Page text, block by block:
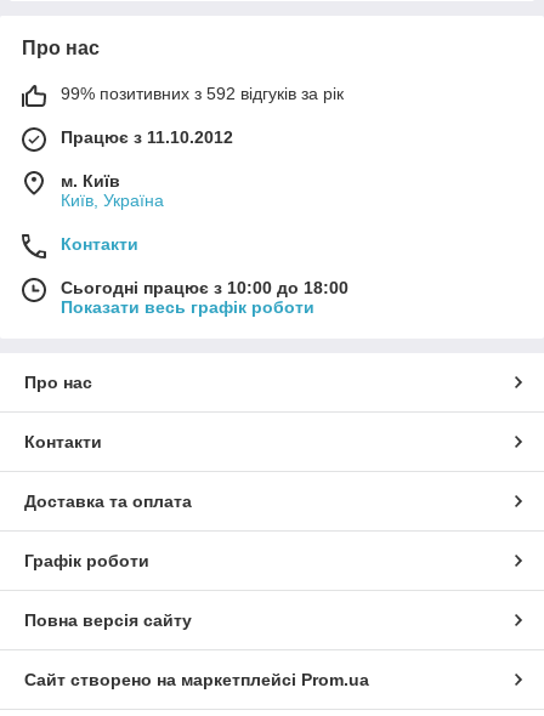
Про нас
99% позитивних з 592 відгуків за рік
Працює з 11.10.2012
м. Київ
Київ, Україна
Контакти
Сьогодні працює з 10:00 до 18:00
Показати весь графік роботи
Про нас
Контакти
Доставка та оплата
Графік роботи
Повна версія сайту
Сайт створено на маркетплейсі Prom.ua